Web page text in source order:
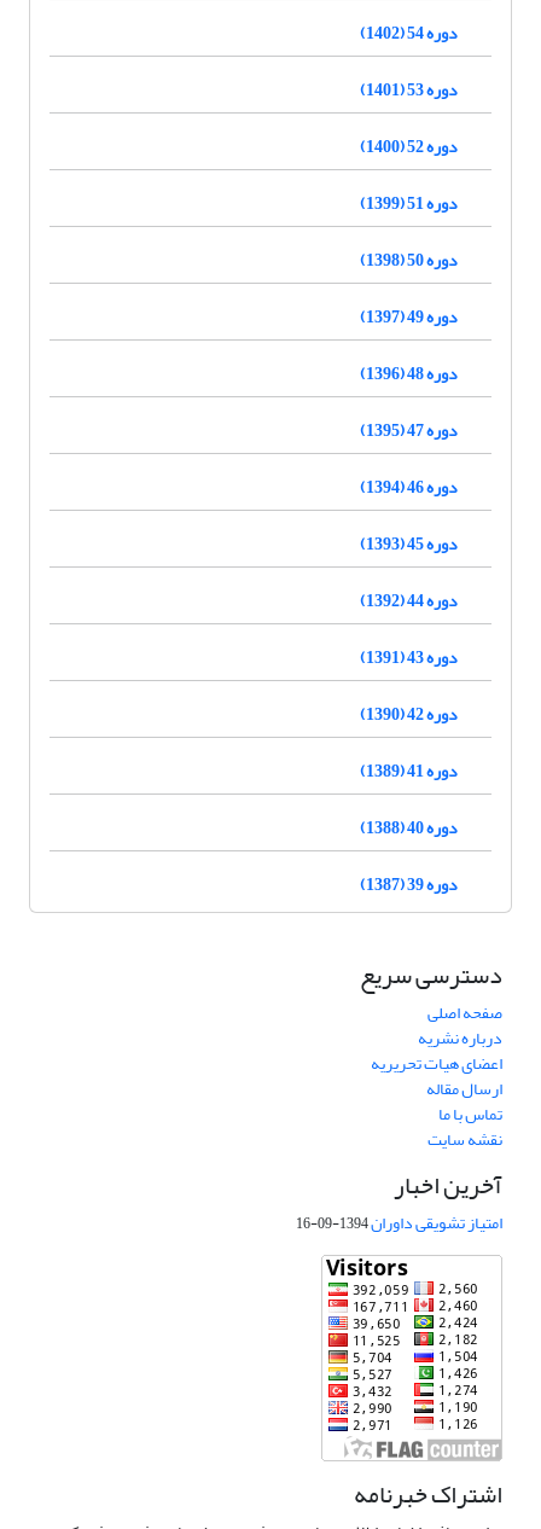
دوره 54 (1402)
دوره 53 (1401)
دوره 52 (1400)
دوره 51 (1399)
دوره 50 (1398)
دوره 49 (1397)
دوره 48 (1396)
دوره 47 (1395)
دوره 46 (1394)
دوره 45 (1393)
دوره 44 (1392)
دوره 43 (1391)
دوره 42 (1390)
دوره 41 (1389)
دوره 40 (1388)
دوره 39 (1387)
دسترسی سریع
صفحه اصلی
درباره نشریه
اعضای هیات تحریریه
ارسال مقاله
تماس با ما
نقشه سایت
آخرین اخبار
امتیاز تشویقی داوران1394-09-16
اشتراک خبرنامه